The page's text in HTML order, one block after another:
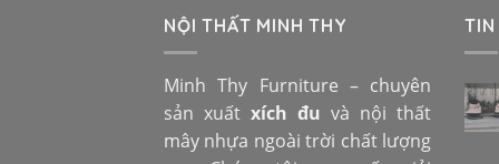
NỘI THẤT MINH THY
Minh Thy Furniture – chuyên
sản xuất xích đu và nội thất
mây nhựa ngoài trời chất lượng
TIN